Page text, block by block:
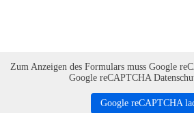
Zum Anzeigen des Formulars muss Google
Google reCAPTCHA
Google reCAPTCHA